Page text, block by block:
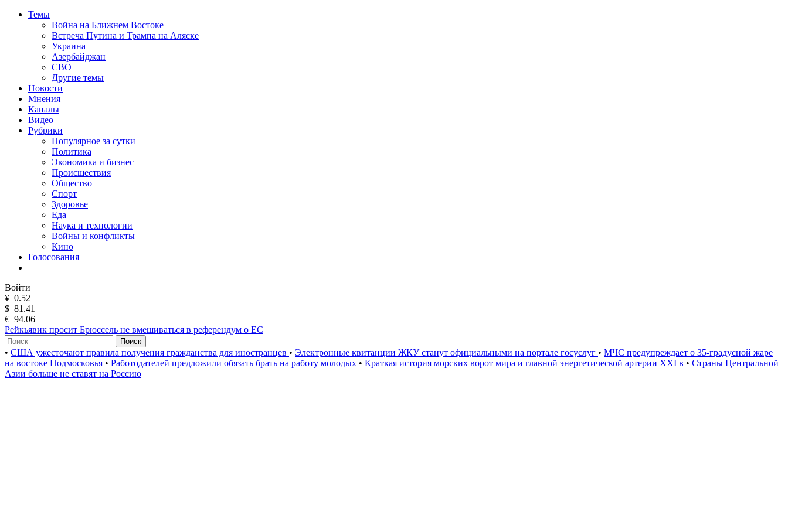
Темы
Война на Ближнем Востоке
Встреча Путина и Трампа на Аляске
Украина
Азербайджан
СВО
Другие темы
Новости
Мнения
Каналы
Видео
Рубрики
Популярное за сутки
Политика
Экономика и бизнес
Происшествия
Общество
Спорт
Здоровье
Еда
Наука и технологии
Войны и конфликты
Кино
Голосования
Войти
¥ 0.52
$ 81.41
€ 94.06
Рейкьявик просит Брюссель не вмешиваться в референдум о ЕС
Поиск
• США ужесточают правила получения гражданства для иностранцев • Электронные квитанции ЖКУ станут официальными на портале госуслуг • МЧС предупреждает о 35-градусной жаре
на востоке Подмосковья • Работодателей предложили обязать брать на работу молодых • Краткая история морских ворот мира и главной энергетической артерии XXI в • Страны Центральной
Азии больше не ставят на Россию